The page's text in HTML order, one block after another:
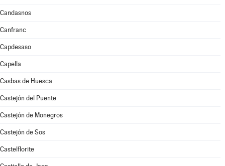
Candasnos
Canfranc
Capdesaso
Capella
Casbas de Huesca
Castejón del Puente
Castejón de Monegros
Castejón de Sos
Castelflorite